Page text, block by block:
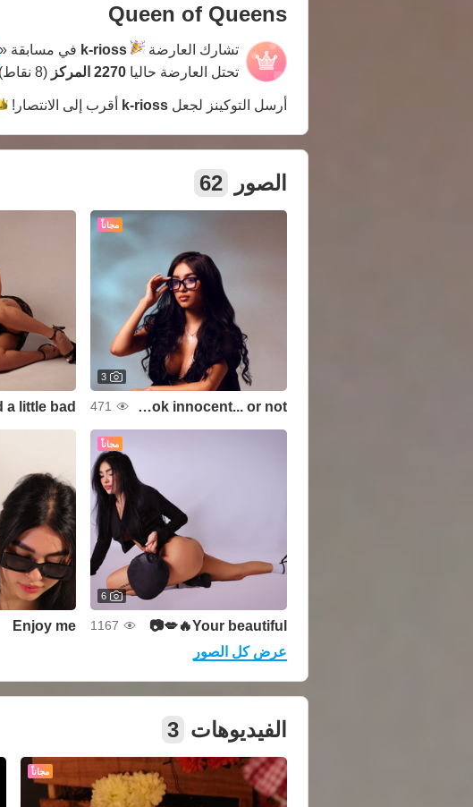
Queen of Queens
تشارك العارضة k-rioss في مسابقة «
تحتل العارضة حاليا 2270 المركز (8 نقاط).
أرسل التوكينز لجعل k-rioss أقرب إلى الانتصار!
الصور 62
مجاناً
3
With glasses I look innocent... or not?
471
مجاناً
6
Your beautiful🔥💋📷
1167
Enjoy me
عرض كل الصور
الفيديوهات 3
مجاناً